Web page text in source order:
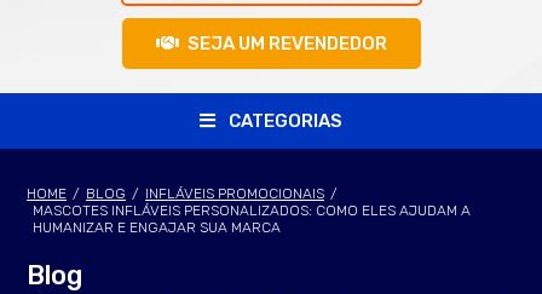
SEJA UM REVENDEDOR
CATEGORIAS
HOME / BLOG / INFLÁVEIS PROMOCIONAIS /
MASCOTES INFLÁVEIS PERSONALIZADOS: COMO ELES AJUDAM A
HUMANIZAR E ENGAJAR SUA MARCA
Blog